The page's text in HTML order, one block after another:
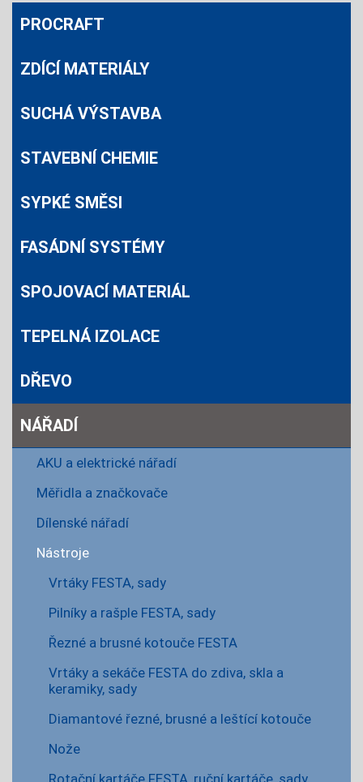
PROCRAFT
ZDÍCÍ MATERIÁLY
SUCHÁ VÝSTAVBA
STAVEBNÍ CHEMIE
SYPKÉ SMĚSI
FASÁDNÍ SYSTÉMY
SPOJOVACÍ MATERIÁL
TEPELNÁ IZOLACE
DŘEVO
NÁŘADÍ
AKU a elektrické nářadí
Měřidla a značkovače
Dílenské nářadí
Nástroje
Vrtáky FESTA, sady
Pilníky a rašple FESTA, sady
Řezné a brusné kotouče FESTA
Vrtáky a sekáče FESTA do zdiva, skla a
keramiky, sady
Diamantové řezné, brusné a leštící kotouče
Nože